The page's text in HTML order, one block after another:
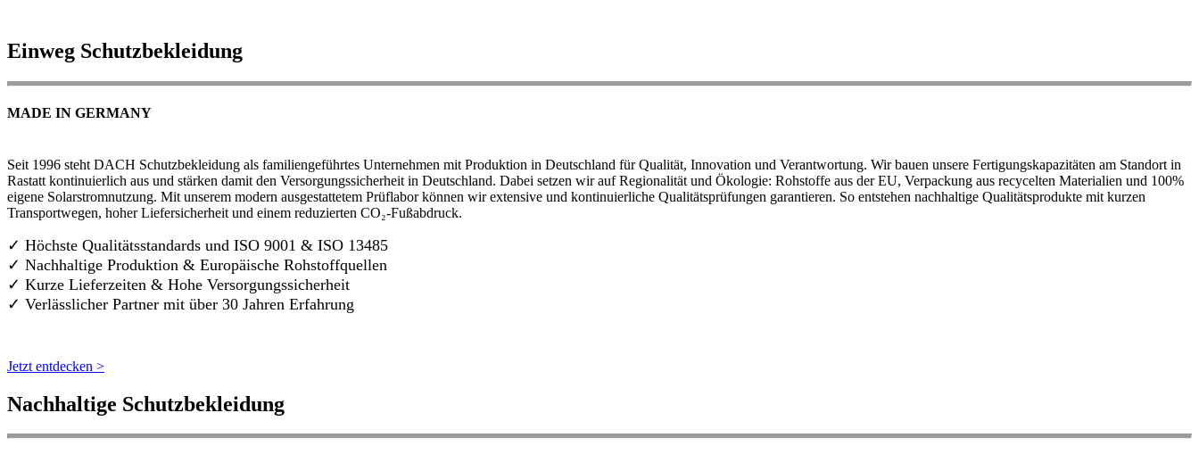
Einweg Schutzbekleidung
MADE IN GERMANY
Seit 1996 steht DACH Schutzbekleidung als familiengeführtes Unternehmen mit Produktion in Deutschland für Qualität, Innovation und Verantwortung. Wir bauen unsere Fertigungskapazitäten am Standort in
Rastatt kontinuierlich aus und stärken damit den Versorgungssicherheit in Deutschland. Dabei setzen wir auf Regionalität und Ökologie: Rohstoffe aus der EU, Verpackung aus recycelten Materialien und 100%
eigene Solarstromnutzung. Mit unserem modern ausgestattetem Prüflabor können wir extensive und kontinuierliche Qualitätsprüfungen garantieren. So entstehen nachhaltige Qualitätsprodukte mit kurzen
Transportwegen, hoher Liefersicherheit und einem reduzierten CO₂-Fußabdruck.
✓ Höchste Qualitätsstandards und ISO 9001 & ISO 13485
✓ Nachhaltige Produktion & Europäische Rohstoffquellen
✓ Kurze Lieferzeiten & Hohe Versorgungssicherheit
✓ Verlässlicher Partner mit über 30 Jahren Erfahrung
Jetzt entdecken >
Nachhaltige Schutzbekleidung